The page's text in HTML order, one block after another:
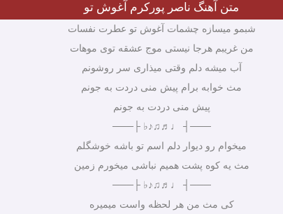
متن آهنگ ناصر پورکرم آغوش تو
شبمو میسازه چشمات آغوش تو عطرت نفسات
من غریبم هرجا نیستی موج عشقه توی موهات
آب میشه دلم وقتی میذاری سر روشونم
مث خوابه برام پیش منی دردت به جونم
پیش منی دردت به جونم
───┤ ♩♬♫♪♭ ├───
میخوام رو دیوار دلم اسم تو باشه خوشگلم
مث یه کوه پشت همیم نباشی میخورم زمین
───┤ ♩♬♫♪♭ ├───
کی مث من هر لحظه واست میمیره